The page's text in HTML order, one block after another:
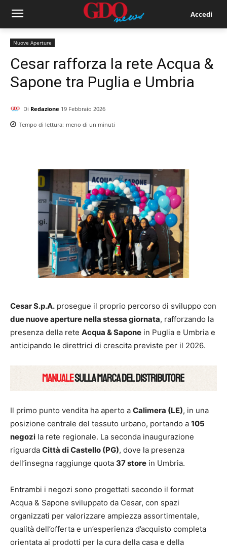
Accedi
Nuove Aperture
Cesar rafforza la rete Acqua &
Sapone tra Puglia e Umbria
Di Redazione 19 Febbraio 2026
Tempo di lettura: meno di un minuti
Cesar S.p.A. prosegue il proprio percorso di sviluppo con
due nuove aperture nella stessa giornata, rafforzando la
presenza della rete Acqua & Sapone in Puglia e Umbria e
anticipando le direttrici di crescita previste per il 2026.
Il primo punto vendita ha aperto a Calimera (LE), in una
posizione centrale del tessuto urbano, portando a 105
negozi la rete regionale. La seconda inaugurazione
riguarda Città di Castello (PG), dove la presenza
dell’insegna raggiunge quota 37 store in Umbria.
Entrambi i negozi sono progettati secondo il format
Acqua & Sapone sviluppato da Cesar, con spazi
organizzati per valorizzare ampiezza assortimentale,
qualità dell’offerta e un’esperienza d’acquisto completa
orientata ai prodotti per la cura della casa e della